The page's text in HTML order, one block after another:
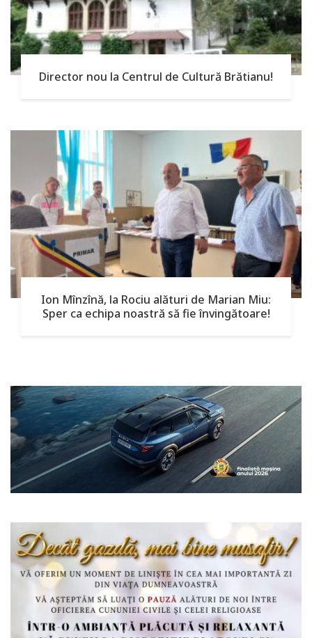
Director nou la Centrul de Cultură Brătianu!
Ion Mînzînă, la Rociu alături de Marian Miu:
Sper ca echipa noastră să fie învingătoare!